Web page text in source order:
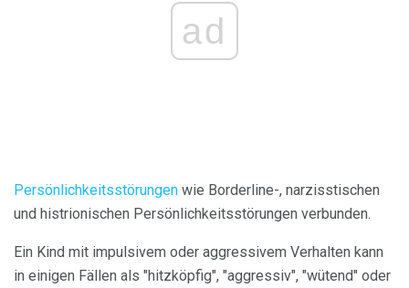
ad
Persönlichkeitsstörungen wie Borderline-, narzisstischen
und histrionischen Persönlichkeitsstörungen verbunden.
Ein Kind mit impulsivem oder aggressivem Verhalten kann
in einigen Fällen als "hitzköpfig", "aggressiv", "wütend" oder